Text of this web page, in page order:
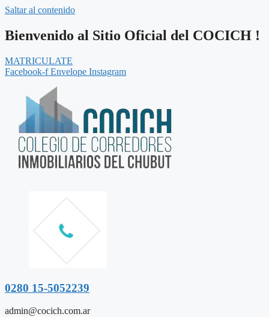
Saltar al contenido
Bienvenido al Sitio Oficial del COCICH !
MATRICULATE
Facebook-f Envelope Instagram
0280 15-5052239
admin@cocich.com.ar